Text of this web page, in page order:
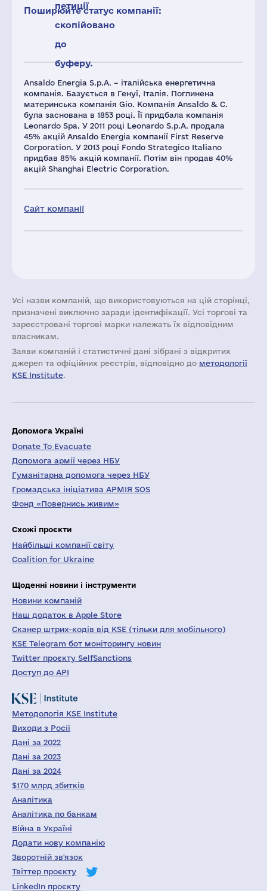
Ansaldo Energia S.p.A. – італійська енергетична
компанія. Базується в Генуї, Італія. Поглинена
материнська компанія Gio. Компанія Ansaldo & C.
була заснована в 1853 році. Її придбала компанія
Leonardo Spa. У 2011 році Leonardo S.p.A. продала
45% акцій Ansaldo Energia компанії First Reserve
Corporation. У 2013 році Fondo Strategico Italiano
придбав 85% акцій компанії. Потім він продав 40%
акцій Shanghai Electric Corporation.
Сайт компанії
петиції
скопійовано
до
буферу.
Поширюйте статус компанії:
Усі назви компаній, що використовуються на цій сторінці,
призначені виключно заради ідентифікації. Усі торгові та
зареєстровані торгові марки належать їх відповідним
власникам.
Заяви компаній i статистичні дані зібрані з відкритих
джерел та офіційних реєстрів, відповідно до методології
KSE Institute.
Допомога Україні
Donate To Evacuate
Допомога армії через НБУ
Гуманітарна допомога через НБУ
Громадська ініціатива АРМІЯ SOS
Фонд «Повернись живим»
Схожі проєкти
Найбільші компанії світу
Coalition for Ukraine
Щоденні новини і інструменти
Новини компаній
Наш додаток в Apple Store
Сканер штрих-кодів від KSE (тільки для мобільного)
KSE Telegram бот моніторингу новин
Twitter проєкту SelfSanctions
Доступ до API
Методологія KSE Institute
Виходи з Росії
Дані за 2022
Дані за 2023
Дані за 2024
$170 млрд збитків
Аналітика
Аналітика по банкам
Війна в Україні
Додати нову компанію
Зворотній зв'язок
Твіттер проєкту
LinkedIn проєкту